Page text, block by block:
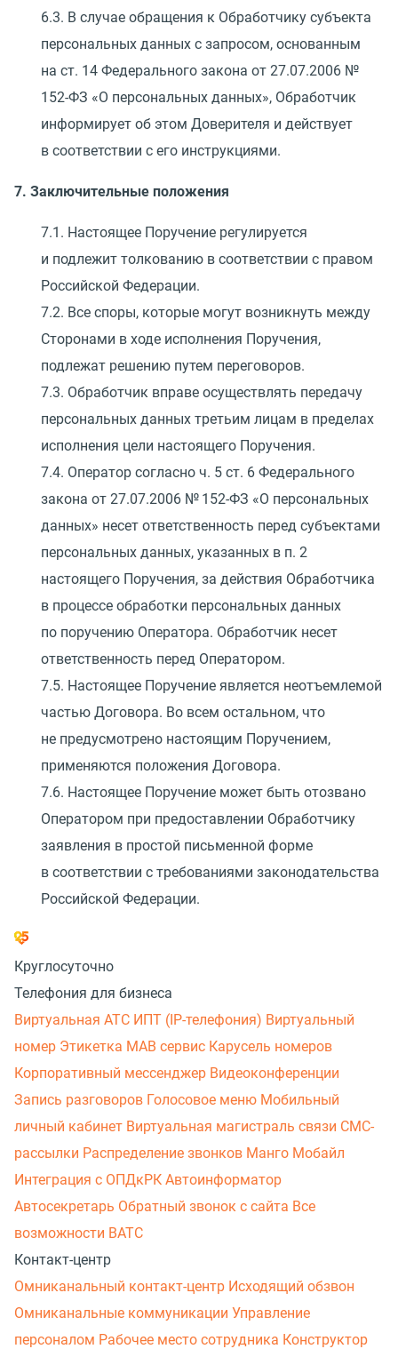
6.3. В случае обращения к Обработчику субъекта
персональных данных с запросом, основанным
на ст. 14 Федерального закона от 27.07.2006 №
152-ФЗ «О персональных данных», Обработчик
информирует об этом Доверителя и действует
в соответствии с его инструкциями.
7. Заключительные положения
7.1. Настоящее Поручение регулируется
и подлежит толкованию в соответствии с правом
Российской Федерации.
7.2. Все споры, которые могут возникнуть между
Сторонами в ходе исполнения Поручения,
подлежат решению путем переговоров.
7.3. Обработчик вправе осуществлять передачу
персональных данных третьим лицам в пределах
исполнения цели настоящего Поручения.
7.4. Оператор согласно ч. 5 ст. 6 Федерального
закона от 27.07.2006 № 152-ФЗ «О персональных
данных» несет ответственность перед субъектами
персональных данных, указанных в п. 2
настоящего Поручения, за действия Обработчика
в процессе обработки персональных данных
по поручению Оператора. Обработчик несет
ответственность перед Оператором.
7.5. Настоящее Поручение является неотъемлемой
частью Договора. Во всем остальном, что
не предусмотрено настоящим Поручением,
применяются положения Договора.
7.6. Настоящее Поручение может быть отозвано
Оператором при предоставлении Обработчику
заявления в простой письменной форме
в соответствии с требованиями законодательства
Российской Федерации.
Круглосуточно
Телефония для бизнеса
Виртуальная АТС ИПТ (IP-телефония) Виртуальный
номер Этикетка МАВ сервис Карусель номеров
Корпоративный мессенджер Видеоконференции
Запись разговоров Голосовое меню Мобильный
личный кабинет Виртуальная магистраль связи СМС-
рассылки Распределение звонков Манго Мобайл
Интеграция с ОПДкРК Автоинформатор
Автосекретарь Обратный звонок с сайта Все
возможности ВАТС
Контакт-центр
Омниканальный контакт-центр Исходящий обзвон
Омниканальные коммуникации Управление
персоналом Рабочее место сотрудника Конструктор